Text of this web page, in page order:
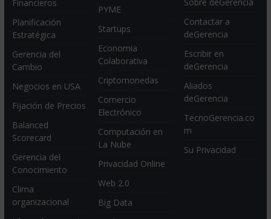
Financieros
Planificación
Estratégica
Gerencia del
Cambio
Negocios en USA
Fijación de Precios
Balanced
Scorecard
Gerencia del
Conocimiento
Clima
organizacional
PYME
Startups
Economia
Colaborativa
Criptomonedas
Comercio
Electrónico
Computación en
La Nube
Privacidad Online
Web 2.0
Big Data
Contactar a
deGerencia
Escribir en
deGerencia
Aliados
deGerencia
TecnoGerencia.co
m
Su Privacidad